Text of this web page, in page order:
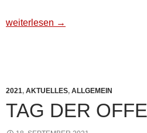
Einsatzleitwagen ELW
weiterlesen →
2021, AKTUELLES, ALLGEMEIN
TAG DER